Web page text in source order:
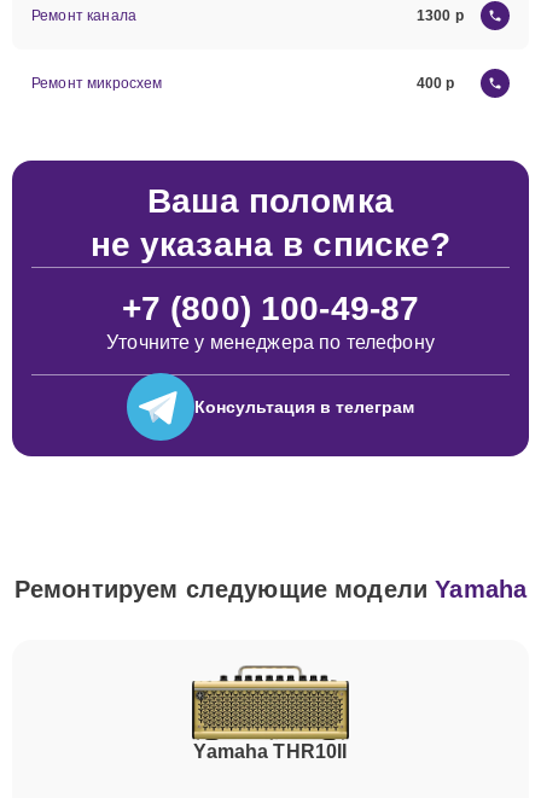
Ремонт канала 1300
Ремонт микросхем 400
Ваша поломка
не указана в списке?
+7 (800) 100-49-87
Уточните у менеджера по телефону
Консультация в телеграм
Ремонтируем следующие моделиYamaha
Yamaha THR10II